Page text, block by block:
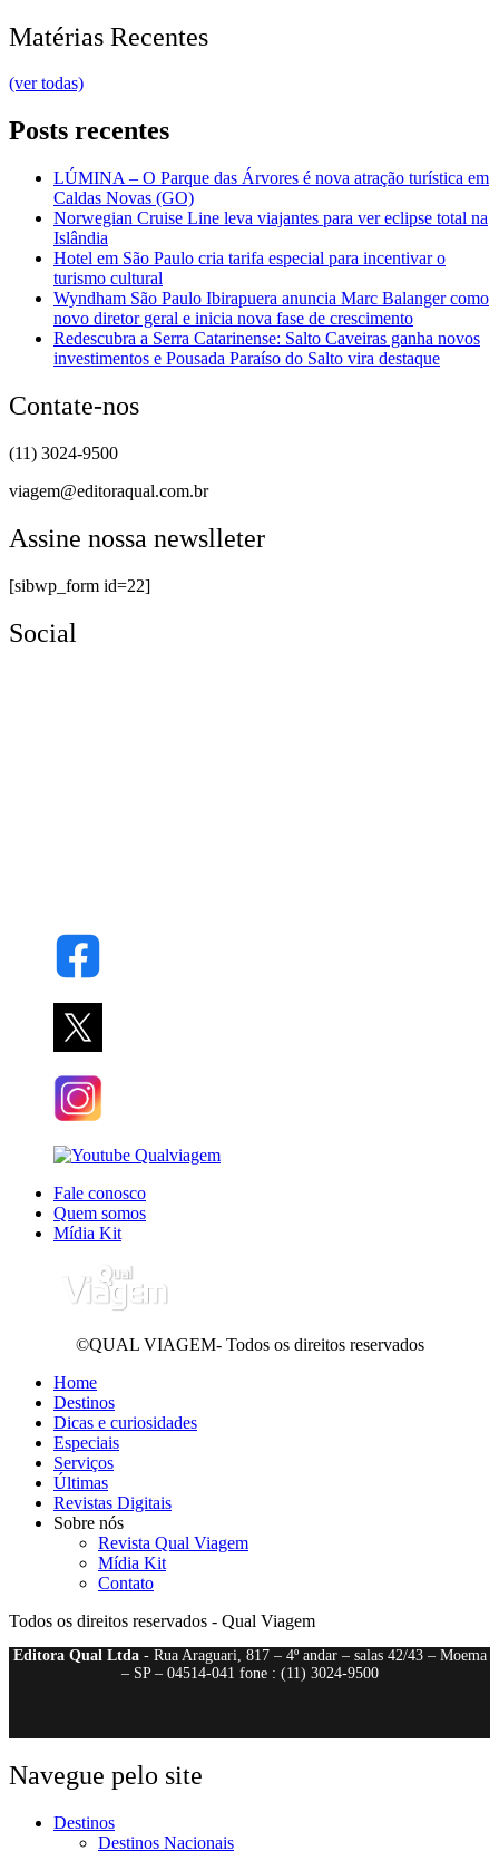
Matérias Recentes
(ver todas)
Posts recentes
LÚMINA – O Parque das Árvores é nova atração turística em
Caldas Novas (GO)
Norwegian Cruise Line leva viajantes para ver eclipse total na
Islândia
Hotel em São Paulo cria tarifa especial para incentivar o
turismo cultural
Wyndham São Paulo Ibirapuera anuncia Marc Balanger como
novo diretor geral e inicia nova fase de crescimento
Redescubra a Serra Catarinense: Salto Caveiras ganha novos
investimentos e Pousada Paraíso do Salto vira destaque
Contate-nos
(11) 3024-9500
viagem@editoraqual.com.br
Assine nossa newslleter
[sibwp_form id=22]
Social
Fale conosco
Quem somos
Mídia Kit
©QUAL VIAGEM- Todos os direitos reservados
Home
Destinos
Dicas e curiosidades
Especiais
Serviços
Últimas
Revistas Digitais
Sobre nós
Revista Qual Viagem
Mídia Kit
Contato
Todos os direitos reservados - Qual Viagem
Editora Qual Ltda- Rua Araguari, 817 – 4º andar – salas 42/43 – Moema
– SP – 04514-041 fone : (11) 3024-9500
Navegue pelo site
Destinos
Destinos Nacionais